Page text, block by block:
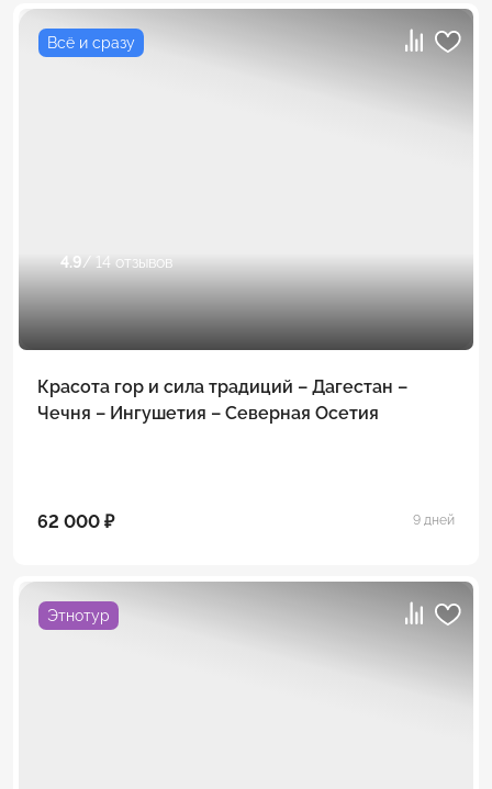
Всё и сразу
4.9/ 14 отзывов
Красота гор и сила традиций – Дагестан –
Чечня – Ингушетия – Северная Осетия
62 000 ₽ 9 дней
Этнотур